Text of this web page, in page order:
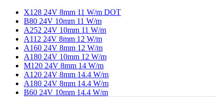
X128 24V 8mm 11 W/m DOT
B80 24V 10mm 11 W/m
A252 24V 10mm 11 W/m
A112 24V 8mm 12 W/m
A160 24V 8mm 12 W/m
A180 24V 10mm 12 W/m
M120 24V 8mm 14 W/m
A120 24V 8mm 14.4 W/m
A180 24V 8mm 14.4 W/m
B60 24V 10mm 14.4 W/m